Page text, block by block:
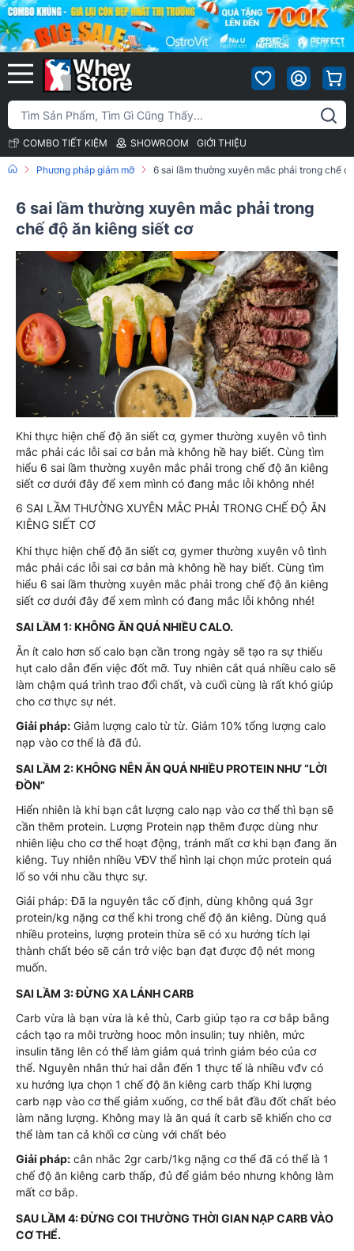
COMBO TIẾT KIỆM SHOWROOM GIỚI THIỆU
Phương pháp giảm mỡ 6 sai lầm thường xuyên mắc phải trong chế
6 sai lầm thường xuyên mắc phải trong
chế độ ăn kiêng siết cơ
Khi thực hiện chế độ ăn siết cơ, gymer thường xuyên vô tình
mắc phải các lỗi sai cơ bản mà không hề hay biết. Cùng tìm
hiểu 6 sai lầm thường xuyên mắc phải trong chế độ ăn kiêng
siết cơ dưới đây để xem mình có đang mắc lỗi không nhé!
6 SAI LẦM THƯỜNG XUYÊN MẮC PHẢI TRONG CHẾ ĐỘ ĂN
KIÊNG SIẾT CƠ
Khi thực hiện chế độ ăn siết cơ, gymer thường xuyên vô tình
mắc phải các lỗi sai cơ bản mà không hề hay biết. Cùng tìm
hiểu 6 sai lầm thường xuyên mắc phải trong chế độ ăn kiêng
siết cơ dưới đây để xem mình có đang mắc lỗi không nhé!
SAI LẦM 1: KHÔNG ĂN QUÁ NHIỀU CALO.
Ăn ít calo hơn số calo bạn cần trong ngày sẽ tạo ra sự thiếu
hụt calo dẫn đến việc đốt mỡ. Tuy nhiên cắt quá nhiều calo sẽ
làm chậm quá trình trao đổi chất, và cuối cùng là rất khó giúp
cho cơ thực sự nét.
Giải pháp: Giảm lượng calo từ từ. Giảm 10% tổng lượng calo
nạp vào cơ thể là đã đủ.
SAI LẦM 2: KHÔNG NÊN ĂN QUÁ NHIỀU PROTEIN NHƯ “LỜI
ĐỒN”
Hiển nhiên là khi bạn cắt lượng calo nạp vào cơ thể thì bạn sẽ
cần thêm protein. Lượng Protein nạp thêm được dùng như
nhiên liệu cho cơ thể hoạt động, tránh mất cơ khi bạn đang ăn
kiêng. Tuy nhiên nhiều VĐV thể hình lại chọn mức protein quá
lố so với nhu cầu thực sự.
Giải pháp: Đã la nguyên tắc cố định, dùng không quá 3gr
protein/kg nặng cơ thể khi trong chế độ ăn kiêng. Dùng quá
nhiều proteins, lượng protein thừa sẽ có xu hướng tích lại
thành chất béo sẽ cản trở việc bạn đạt được độ nét mong
muốn.
SAI LẦM 3: ĐỪNG XA LÁNH CARB
Carb vừa là bạn vừa là kẻ thù, Carb giúp tạo ra cơ bắp bằng
cách tạo ra môi trường hooc môn insulin; tuy nhiên, mức
insulin tăng lên có thể làm giảm quá trình giảm béo của cơ
thể. Nguyên nhân thứ hai dẫn đến 1 thực tế là nhiều vđv có
xu hướng lựa chọn 1 chế độ ăn kiêng carb thấp Khi lượng
carb nạp vào cơ thể giảm xuống, cơ thể bắt đầu đốt chất béo
làm năng lượng. Không may là ăn quá ít carb sẽ khiến cho cơ
thể làm tan cả khối cơ cùng với chất béo
Giải pháp: cân nhắc 2gr carb/1kg nặng cơ thể đã có thể là 1
chế độ ăn kiêng carb thấp, đủ để giảm béo nhưng không làm
mất cơ bắp.
SAU LẦM 4: ĐỪNG COI THƯỜNG THỜI GIAN NẠP CARB VÀO
CƠ THỂ.